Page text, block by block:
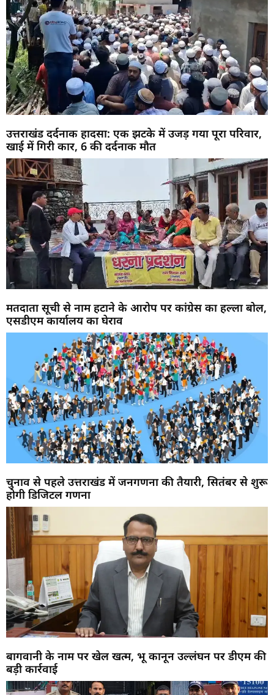
उत्तराखंड दर्दनाक हादसा: एक झटके में उजड़ गया पूरा परिवार,
खाई में गिरी कार, 6 की दर्दनाक मौत
मतदाता सूची से नाम हटाने के आरोप पर कांग्रेस का हल्ला बोल,
एसडीएम कार्यालय का घेराव
चुनाव से पहले उत्तराखंड में जनगणना की तैयारी, सितंबर से शुरू
होगी डिजिटल गणना
बागवानी के नाम पर खेल खत्म, भू कानून उल्लंघन पर डीएम की
बड़ी कार्रवाई